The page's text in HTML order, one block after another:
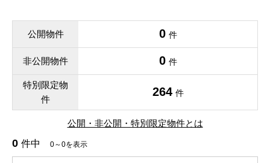
公開物件 0 件
非公開物件 0 件
特別限定物
件
264 件
公開・非公開・特別限定物件とは
0 件中 0～0を表示